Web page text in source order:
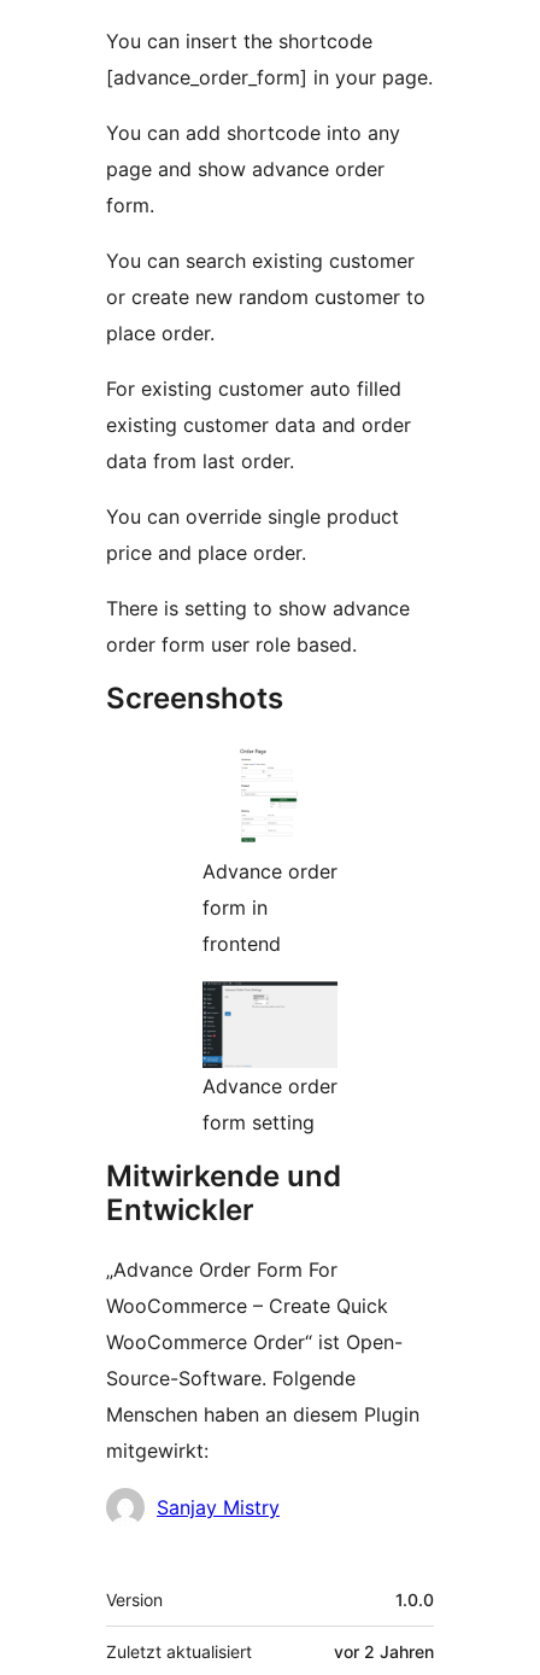
You can insert the shortcode
[advance_order_form] in your page.
You can add shortcode into any
page and show advance order
form.
You can search existing customer
or create new random customer to
place order.
For existing customer auto filled
existing customer data and order
data from last order.
You can override single product
price and place order.
There is setting to show advance
order form user role based.
Screenshots
Advance order
form in
frontend
Advance order
form setting
Mitwirkende und
Entwickler
„Advance Order Form For
WooCommerce – Create Quick
WooCommerce Order“ ist Open-
Source-Software. Folgende
Menschen haben an diesem Plugin
mitgewirkt:
Mitwirkende
Sanjay Mistry
Meta
Version 1.0.0
Zuletzt aktualisiert vor 2 Jahren